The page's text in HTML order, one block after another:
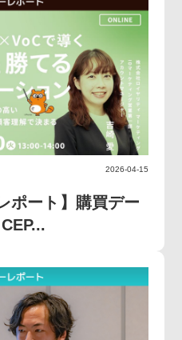
2026-04-15
ポート】購買デー